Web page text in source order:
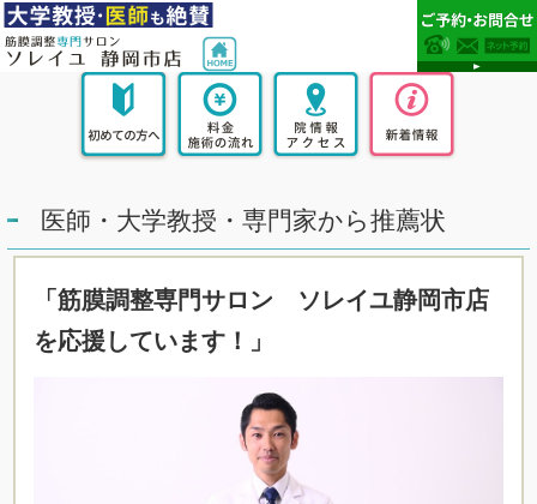
医師・大学教授・専門家から推薦状
「筋膜調整専門サロン ソレイユ静岡市店
を応援しています！」